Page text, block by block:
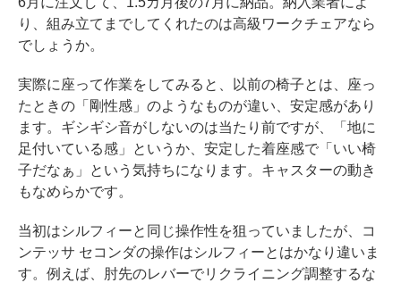
り、組み立てまでしてくれたのは高級ワークチェアなら
でしょうか。
実際に座って作業をしてみると、以前の椅子とは、座っ
たときの「剛性感」のようなものが違い、安定感があり
ます。ギシギシ音がしないのは当たり前ですが、「地に
足付いている感」というか、安定した着座感で「いい椅
子だなぁ」という気持ちになります。キャスターの動き
もなめらかです。
当初はシルフィーと同じ操作性を狙っていましたが、コ
ンテッサ セコンダの操作はシルフィーとはかなり違いま
す。例えば、肘先のレバーでリクライニング調整するな